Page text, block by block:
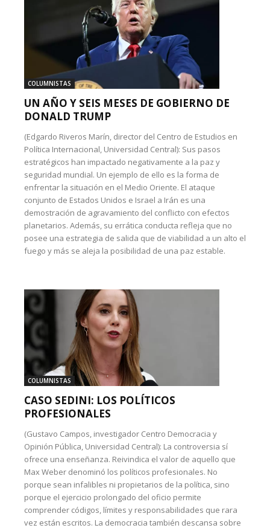
COLUMNISTAS
UN AÑO Y SEIS MESES DE GOBIERNO DE
DONALD TRUMP
(Edgardo Riveros Marín, director del Centro de Estudios en
Política Internacional, Universidad Central): Sus pasos
estratégicos han impactado negativamente a la paz y
seguridad mundial. Un ejemplo de ello es la forma de
enfrentar la situación en el Medio Oriente. El ataque
conjunto de Estados Unidos e Israel a Irán es una
demostración de agravamiento del conflicto con efectos
planetarios. Además, su errática conducta refleja que no
posee una estrategia de salida que de viabilidad a un alto el
fuego y más se aleja la posibilidad de una paz estable.
COLUMNISTAS
CASO SEDINI: LOS POLÍTICOS
PROFESIONALES
(Gustavo Campos, investigador Centro Democracia y
Opinión Pública, Universidad Central): La controversia sí
ofrece una enseñanza. Reivindica el valor de aquello que
Max Weber denominó los políticos profesionales. No
porque sean infalibles ni propietarios de la política, sino
porque el ejercicio prolongado del oficio permite
comprender códigos, límites y responsabilidades que rara
vez están escritos. La democracia también descansa sobre